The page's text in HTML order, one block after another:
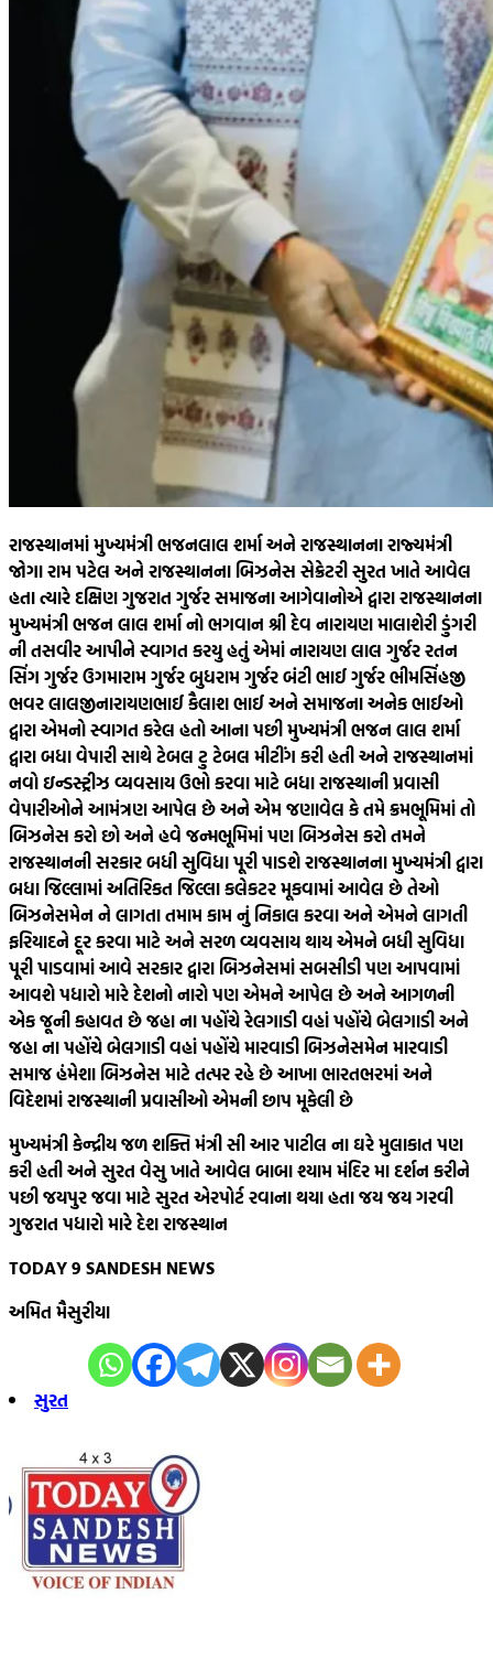
રાજસ્થાનમાં મુખ્યમંત્રી ભજનલાલ શર્મા અને રાજસ્થાનના રાજ્યમંત્રી
જોગા રામ પટેલ અને રાજસ્થાનના બિઝનેસ સેક્રેટરી સુરત ખાતે આવેલ
હતા ત્યારે દક્ષિણ ગુજરાત ગુર્જર સમાજના આગેવાનોએ દ્વારા રાજસ્થાનના
મુખ્યમંત્રી ભજન લાલ શર્મા નો ભગવાન શ્રી દેવ નારાયણ માલાશેરી ડુંગરી
ની તસવીર આપીને સ્વાગત કરયુ હતું એમાં નારાયણ લાલ ગુર્જર રતન
સિંગ ગુર્જર ઉગમારામ ગુર્જર બુધરામ ગુર્જર બંટી ભાઈ ગુર્જર ભીમસિંહજી
ભવર લાલજીનારાયણભાઈ કૈલાશ ભાઈ અને સમાજના અનેક ભાઈઓ
દ્વારા એમનો સ્વાગત કરેલ હતો આના પછી મુખ્યમંત્રી ભજન લાલ શર્મા
દ્વારા બધા વેપારી સાથે ટેબલ ટુ ટેબલ મીટીંગ કરી હતી અને રાજસ્થાનમાં
નવો ઇન્ડસ્ટ્રીઝ વ્યવસાય ઉભો કરવા માટે બધા રાજસ્થાની પ્રવાસી
વેપારીઓને આમંત્રણ આપેલ છે અને એમ જણાવેલ કે તમે ક્રમભૂમિમાં તો
બિઝનેસ કરો છો અને હવે જન્મભૂમિમાં પણ બિઝનેસ કરો તમને
રાજસ્થાનની સરકાર બધી સુવિધા પૂરી પાડશે રાજસ્થાનના મુખ્યમંત્રી દ્વારા
બધા જિલ્લામાં અતિરિકત જિલ્લા કલેકટર મૂકવામાં આવેલ છે તેઓ
બિઝનેસમેન ને લાગતા તમામ કામ નું નિકાલ કરવા અને એમને લાગતી
ફરિયાદને દૂર કરવા માટે અને સરળ વ્યવસાય થાય એમને બધી સુવિધા
પૂરી પાડવામાં આવે સરકાર દ્વારા બિઝનેસમાં સબસીડી પણ આપવામાં
આવશે પધારો મારે દેશનો નારો પણ એમને આપેલ છે અને આગળની
એક જૂની કહાવત છે જહા ના પહોંચે રેલગાડી વહાં પહોંચે બેલગાડી અને
જહા ના પહોંચે બેલગાડી વહાં પહોંચે મારવાડી બિઝનેસમેન મારવાડી
સમાજ હંમેશા બિઝનેસ માટે તત્પર રહે છે આખા ભારતભરમાં અને
વિદેશમાં રાજસ્થાની પ્રવાસીઓ એમની છાપ મૂકેલી છે
મુખ્યમંત્રી કેન્દ્રીય જળ શક્તિ મંત્રી સી આર પાટીલ ના ઘરે મુલાકાત પણ
કરી હતી અને સુરત વેસુ ખાતે આવેલ બાબા શ્યામ મંદિર મા દર્શન કરીને
પછી જયપુર જવા માટે સુરત એરપોર્ટ રવાના થયા હતા જય જય ગરવી
ગુજરાત પધારો મારે દેશ રાજસ્થાન
TODAY 9 SANDESH NEWS
અમિત મૈસુરીયા
સુરત